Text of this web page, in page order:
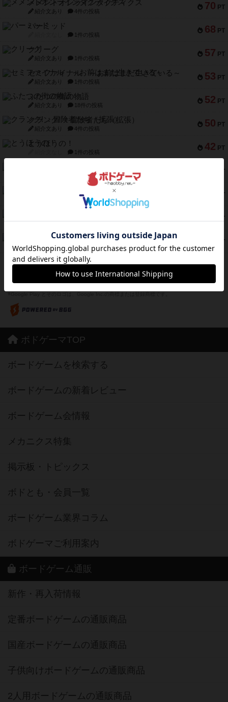
70 PT
メメントオンラインタクティクス
紹介文あり 4件の投稿
68 PT
パーミッド
1件の投稿
57 PT
クリーグ
紹介文あり 1件の投稿
53 PT
セミファイナル ～お前はまだ生きている～
紹介文あり 1件の投稿
52 PT
ふたつの街の物語
紹介文あり 18件の投稿
50 PT
クランク! ：冒険者たち（拡張）
紹介文あり 4件の投稿
42 PT
とうほうの！
1件の投稿
PT
2件の投稿
PT
1件の投稿
PT
紹介文なし 1件の投稿
PT
フリップ７：復讐心とともに
紹介文なし 2件の投稿
※Apple、Apple のロゴ は、米国および他の国々で登録されたApple Inc.の商標です。
※App Store は、Apple Inc.のサービスマークです。
※Android は、グーグル インコーポレイテッドの商標または登録商標です。
ボドゲーマTOP
ボードゲームを検索する
ボードゲームの新着レビュー
ボードゲーム会情報
メカニクス特集
掲示板・トピックス
ボドとも・会員一覧
ボードゲーム業界コラム
ボドゲーマご利用案内
ボードゲーム通販
新作・再入荷情報
定番ボードゲームの通販商品
国産ボードゲームの通販商品
子供向けボードゲームの通販商品
2人用ボードゲームの通販商品